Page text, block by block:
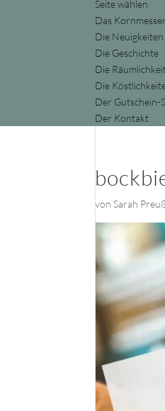
Seite wählen
Das Kornmesser
Die Neuigkeiten
Die Geschichte
Die
Die
Der Gutschein-
Der Kontakt
vonSarah